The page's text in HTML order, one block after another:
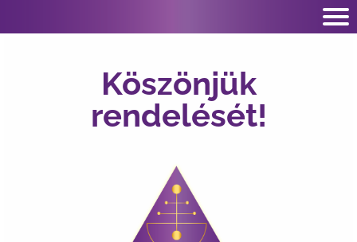
Köszönjük
rendelését!